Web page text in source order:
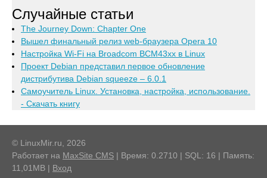
Случайные статьи
The Journey Down: Chapter One
Вышел финальный релиз web-браузера Opera 10
Настройка Wi-Fi на Broadcom BCM43xx в Linux
Проект Debian представил первое обновление
дистрибутива Debian squeeze – 6.0.1
Самоучитель Linux. Установка, настройка, использование.
- Скачать книгу
© LinuxMir.ru, 2026
Работает на MaxSite CMS | Время: 0.2710 | SQL: 16 | Память:
11,01MB | Вход